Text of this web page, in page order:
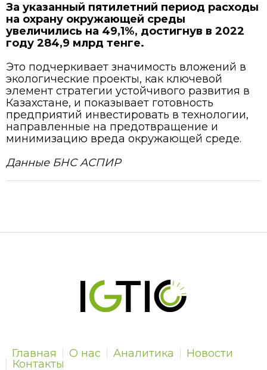
За указанный пятилетний период расходы
на охрану окружающей среды
увеличились на 49,1%, достигнув в 2022
году 284,9 млрд тенге.
Это подчеркивает значимость вложений в
экологические проекты, как ключевой
элемент стратегии устойчивого развития в
Казахстане, и показывает готовность
предприятий инвестировать в технологии,
направленные на предотвращение и
минимизацию вреда окружающей среде.
Данные БНС АСПИР
Главная О нас Аналитика
Новости
Контакты